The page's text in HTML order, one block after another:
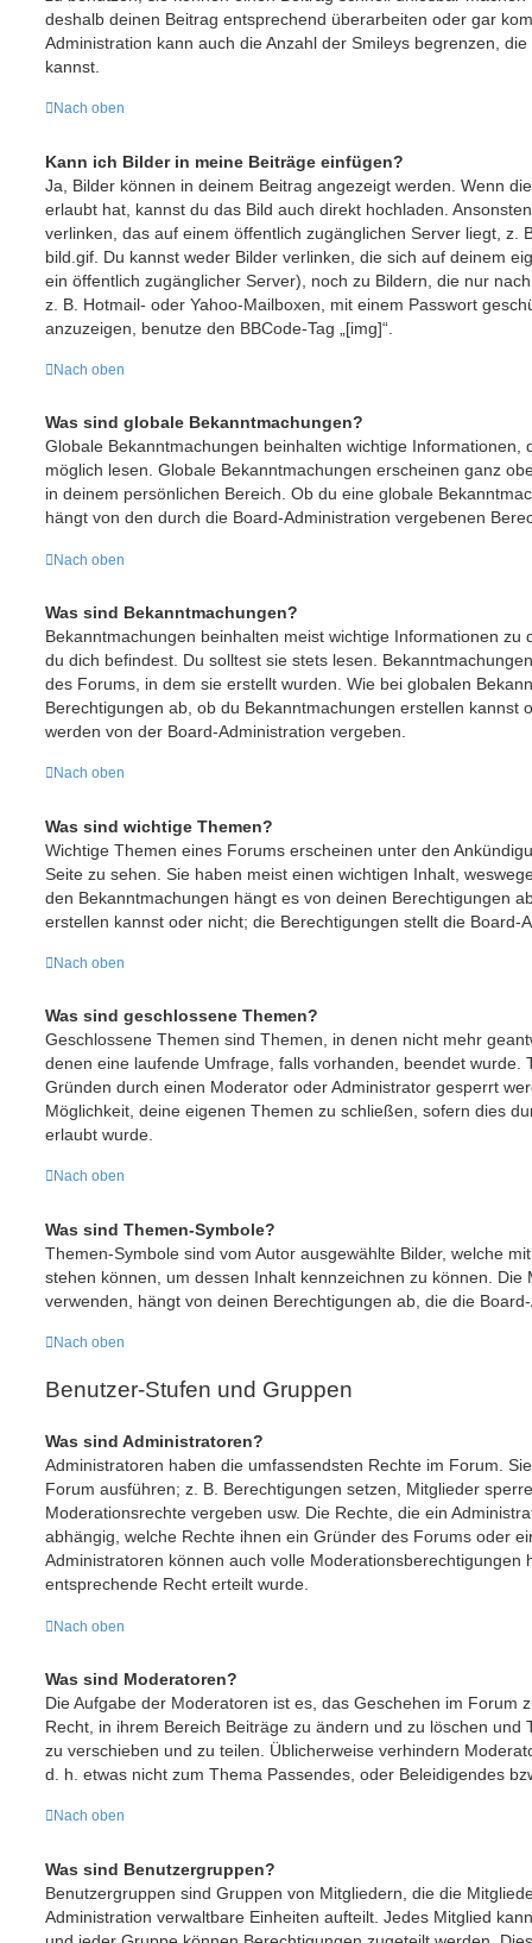
deshalb deinen Beitrag entsprechend überarbeiten oder gar
Administration kann auch die Anzahl der Smileys begrenzen,
kannst.
Nach oben
Kann ich Bilder in meine Beiträge einfügen?
Ja, Bilder können in deinem Beitrag angezeigt werden. Wenn
erlaubt hat, kannst du das Bild auch direkt hochladen.
verlinken, das auf einem öffentlich zugänglichen Server liegt, z.
bild.gif. Du kannst weder Bilder verlinken, die sich auf deinem
ein öffentlich zugänglicher Server), noch zu Bildern, die nur
z. B. Hotmail- oder Yahoo-Mailboxen, mit einem Passwort
anzuzeigen, benutze den BBCode-Tag „[img]“.
Nach oben
Was sind globale Bekanntmachungen?
Globale Bekanntmachungen beinhalten wichtige Informationen,
möglich lesen. Globale Bekanntmachungen erscheinen ganz
in deinem persönlichen Bereich. Ob du eine globale
hängt von den durch die Board-Administration vergebenen
Nach oben
Was sind Bekanntmachungen?
Bekanntmachungen beinhalten meist wichtige Informationen zu
du dich befindest. Du solltest sie stets lesen.
des Forums, in dem sie erstellt wurden. Wie bei globalen
Berechtigungen ab, ob du Bekanntmachungen erstellen kannst
werden von der Board-Administration vergeben.
Nach oben
Was sind wichtige Themen?
Wichtige Themen eines Forums erscheinen unter den
Seite zu sehen. Sie haben meist einen wichtigen Inhalt,
den Bekanntmachungen hängt es von deinen Berechtigungen
erstellen kannst oder nicht; die Berechtigungen stellt die Board-
Nach oben
Was sind geschlossene Themen?
Geschlossene Themen sind Themen, in denen nicht mehr
denen eine laufende Umfrage, falls vorhanden, beendet wurde.
Gründen durch einen Moderator oder Administrator gesperrt
Möglichkeit, deine eigenen Themen zu schließen, sofern dies
erlaubt wurde.
Nach oben
Was sind Themen-Symbole?
Themen-Symbole sind vom Autor ausgewählte Bilder, welche
stehen können, um dessen Inhalt kennzeichnen zu können. Die
verwenden, hängt von deinen Berechtigungen ab, die die
Nach oben
Benutzer-Stufen und Gruppen
Was sind Administratoren?
Administratoren haben die umfassendsten Rechte im Forum.
Forum ausführen; z. B. Berechtigungen setzen, Mitglieder
Moderationsrechte vergeben usw. Die Rechte, die ein
abhängig, welche Rechte ihnen ein Gründer des Forums oder
Administratoren können auch volle Moderationsberechtigungen
entsprechende Recht erteilt wurde.
Nach oben
Was sind Moderatoren?
Die Aufgabe der Moderatoren ist es, das Geschehen im Forum
Recht, in ihrem Bereich Beiträge zu ändern und zu löschen und
zu verschieben und zu teilen. Üblicherweise verhindern
d. h. etwas nicht zum Thema Passendes, oder Beleidigendes
Nach oben
Was sind Benutzergruppen?
Benutzergruppen sind Gruppen von Mitgliedern, die die
Administration verwaltbare Einheiten aufteilt. Jedes Mitglied